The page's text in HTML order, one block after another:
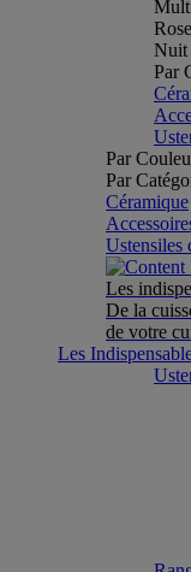
Nuit
Par
Par
Par
Céramique
Ustensiles
Les
De la
de votre
Les